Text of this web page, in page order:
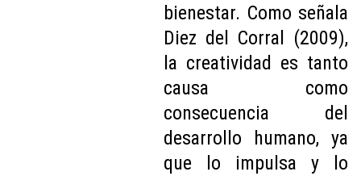
bienestar. Como señala
Diez del Corral (2009),
la creatividad es tanto
causa como
consecuencia del
desarrollo humano, ya
que lo impulsa y lo